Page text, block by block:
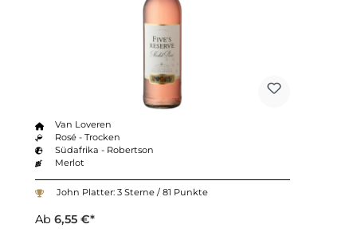
Van Loveren
Rosé - Trocken
Südafrika - Robertson
Merlot
John Platter: 3 Sterne / 81 Punkte
Ab 6,55 €*